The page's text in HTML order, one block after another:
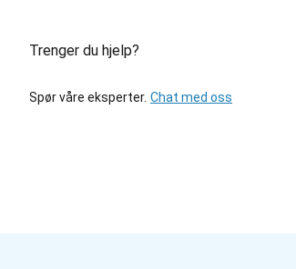
Trenger du hjelp?
Spør våre eksperter. Chat med oss